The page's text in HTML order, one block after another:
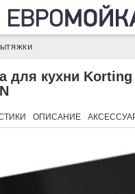
для кухни Korting
ОПИСАНИЕ